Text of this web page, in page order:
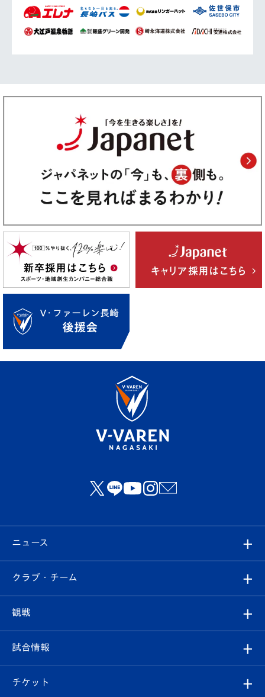
ニュース
すべて
クラブ
試合情報
クラブ・チーム
クラブ概要
観戦
観戦ルール
試合情報
試合日程/結果
チケット